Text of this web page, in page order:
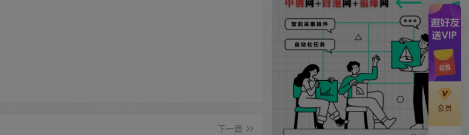
会员
下一篇